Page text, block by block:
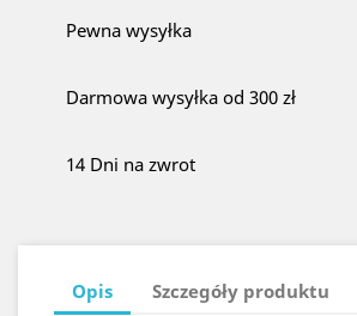
Pewna wysyłka
Darmowa wysyłka od 300 zł
14 Dni na zwrot
Opis Szczegóły produktu